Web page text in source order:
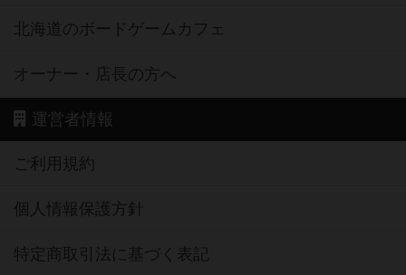
北海道のボードゲームカフェ
オーナー・店長の方へ
運営者情報
ご利用規約
個人情報保護方針
特定商取引法に基づく表記